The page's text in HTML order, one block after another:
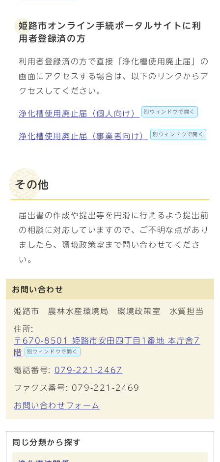
姫路市オンライン手続ポータルサイトに利
用者登録済の方
利用者登録済の方で直接「浄化槽使用廃止届」の
画面にアクセスする場合は、以下のリンクからア
クセスしてください。
浄化槽使用廃止届（個人向け） 別ウィンドウで開く
浄化槽使用廃止届（事業者向け） 別ウィンドウで開く
その他
届出書の作成や提出等を円滑に行えるよう提出前
の相談に対応していますので、ご不明な点があり
ましたら、環境政策室まで問い合わせてくださ
い。
お問い合わせ
姫路市 農林水産環境局 環境政策室 水質担当
住所:
〒670-8501 姫路市安田四丁目1番地 本庁舎7
階
別ウィンドウで開く
電話番号: 079-221-2467
ファクス番号: 079-221-2469
お問い合わせフォーム
同じ分類から探す